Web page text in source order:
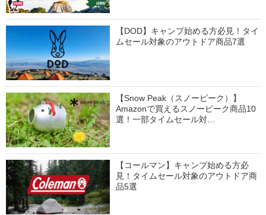
【DOD】キャンプ始める方必見！タイ
ムセール対象のアウトドア商品7選
【Snow Peak（スノーピーク）】
Amazonで買えるスノーピーク商品10
選！一部タイムセール対…
【コールマン】キャンプ始める方必
見！タイムセール対象のアウトドア商
品5選